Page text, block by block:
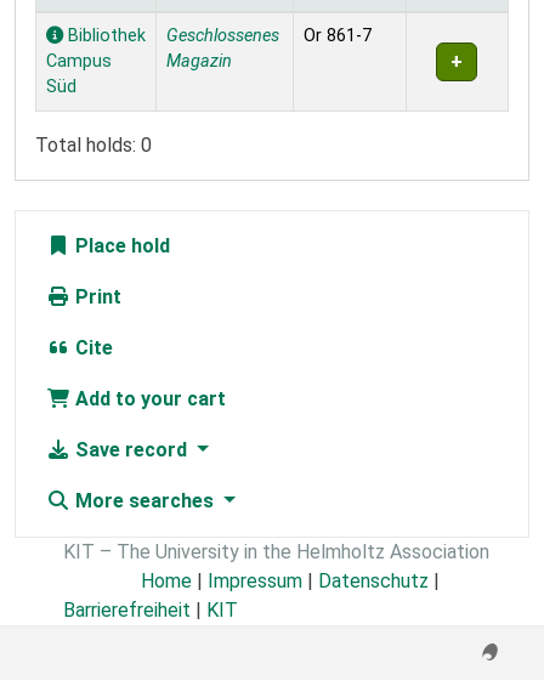
Holdings
Bibliothek
Campus
Süd
Geschlossenes
Magazin
Or 861-7
Total holds: 0
Place hold
Print
Cite
Add to your cart
Save record
More searches
KIT – The University in the Helmholtz Association
Home | Impressum | Datenschutz |
Barrierefreiheit | KIT